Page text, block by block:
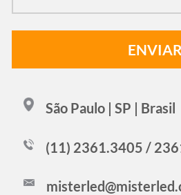
São Paulo | SP | Brasil
(11) 2361.3405 /